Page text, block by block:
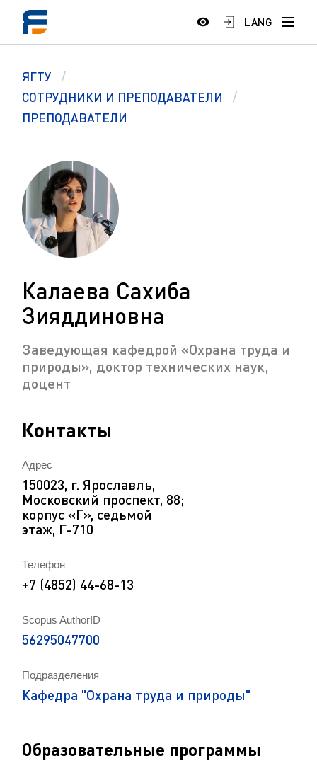
LANG
ЯГТУ
СОТРУДНИКИ И ПРЕПОДАВАТЕЛИ
ПРЕПОДАВАТЕЛИ
Калаева Сахиба
Зияддиновна
Заведующая кафедрой «Охрана труда и
природы», доктор технических наук,
доцент
Подразделения
Кафедра "Охрана труда и природы"
Образовательные программы
Контакты
Адрес
150023, г. Ярославль,
Московский проспект, 88;
корпус «Г», седьмой
этаж, Г-710
Телефон
+7 (4852) 44-68-13
Scopus AuthorID
56295047700